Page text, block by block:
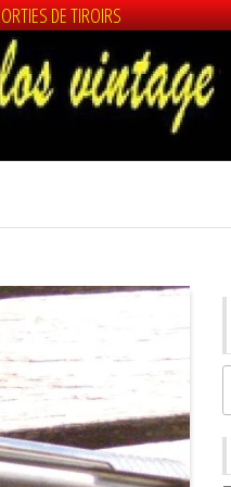
DE TIROIRS